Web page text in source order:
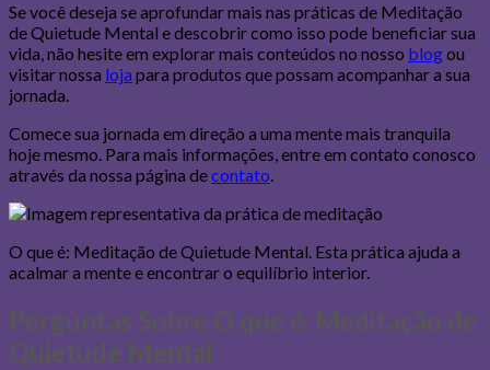
Se você deseja se aprofundar mais nas práticas de Meditação
de Quietude Mental e descobrir como isso pode beneficiar sua
vida, não hesite em explorar mais conteúdos no nosso blogou
visitar nossa loja para produtos que possam acompanhar a sua
jornada.
Comece sua jornada em direção a uma mente mais tranquila
hoje mesmo. Para mais informações, entre em contato conosco
através da nossa página decontato.
O que é: Meditação de Quietude Mental. Esta prática ajuda a
acalmar a mente e encontrar o equilíbrio interior.
Perguntas Sobre O que é: Meditação de
Quietude Mental